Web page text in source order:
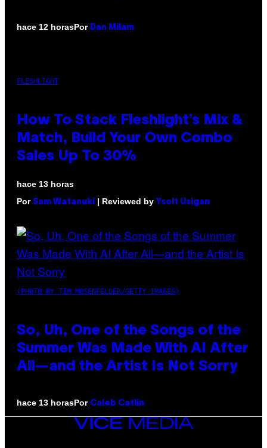
hace 12 horasPor Dan Milam
FLESHLIGHT
How To Stack Fleshlight’s Mix &
Match, Build Your Own Combo
Sales Up To 30%
hace 13 horas
Por Sam Watanuki | Reviewed by Ysolt Usigan
(PHOTO BY TIM MOSENFELDER/GETTY IMAGES)
So, Uh, One of the Songs of the
Summer Was Made With AI After
All—and the Artist Is Not Sorry
hace 13 horasPor Caleb Catlin
VICE
MEDIA